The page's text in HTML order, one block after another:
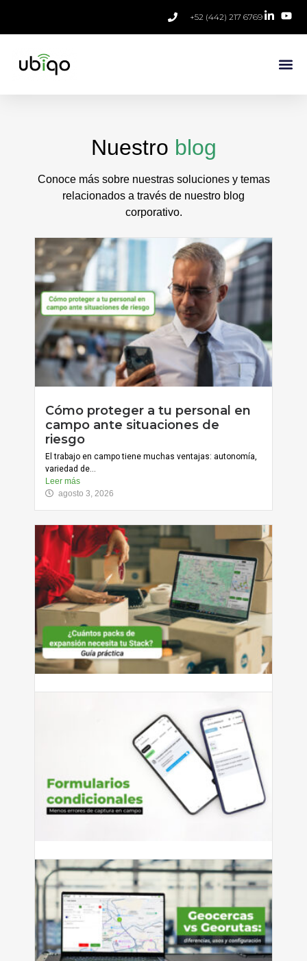
+52 (442) 217 6769
Nuestro blog
Conoce más sobre nuestras soluciones y temas
relacionados a través de nuestro blog
corporativo.
Cómo proteger a tu personal en
campo ante situaciones de
riesgo
El trabajo en campo tiene muchas ventajas: autonomía,
variedad de...
Leer más
agosto 3, 2026
necesita tu Stack?
¿Cuántos packs de expansión necesita tu Stack? Guía
Cómo reducir errores de captura
con formularios condicionales
Si tienes personal que captura información en campo —
ya sean...
Leer más
julio 20, 2026